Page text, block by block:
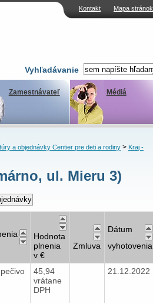
Kontakt Mapa stránok
Vyhľadávanie
Zamestnávateľ Médiá
a objednávky Centier pre deti a rodiny> Kraj -
ul. Mieru 3)
Hodnota
plnenia
v €
Zmluva
Dátum
vyhotovenia
45,94
vrátane
DPH
21.12.2022